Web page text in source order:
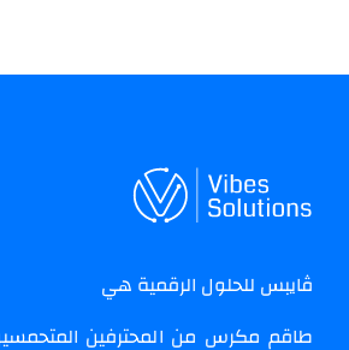
ڤايبس للحلول الرقمية هي
طاقم مكرس من المحترفين